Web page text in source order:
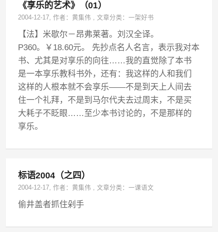
《享乐的艺术》（01）
2004-12-17, 作者：黄集伟 ,文章分类：一架好书
【法】米歇尔－昂弗莱著。刘汉全译。
P360。￥18.60元。 先抄点名人名言，表示我对本
书、尤其是对享乐的向往……我的直觉除了本书
是一本享乐教科书外，还有：我这样的人和我们
这样的人根本就不会享乐——不是到天上人间去
住一个礼拜，不是到马尔代夫去过周末，不是买
大耗子不眨眼……至少本书讨论的，不是那样的
享乐。
标语2004（之四）
2004-12-17, 作者：黄集伟 ,文章分类：一课语文
偷井盖者抓住剁手